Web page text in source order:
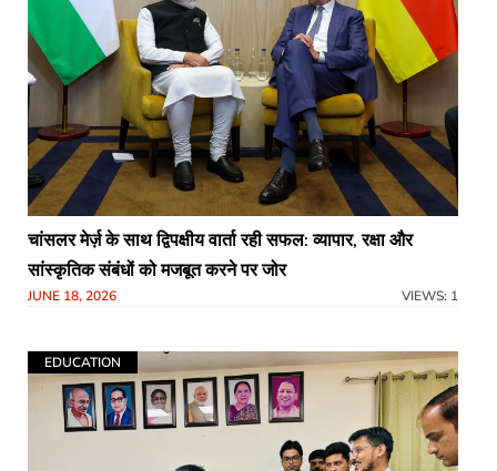
चांसलर मेर्ज़ के साथ द्विपक्षीय वार्ता रही सफल: व्यापार, रक्षा और
सांस्कृतिक संबंधों को मजबूत करने पर जोर
JUNE 18, 2026 VIEWS: 1
EDUCATION